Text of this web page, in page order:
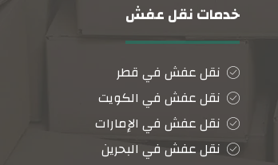
خدمات نقل عفش
نقل عفش في قطر
نقل عفش في الكويت
نقل عفش في الإمارات
نقل عفش في البحرين